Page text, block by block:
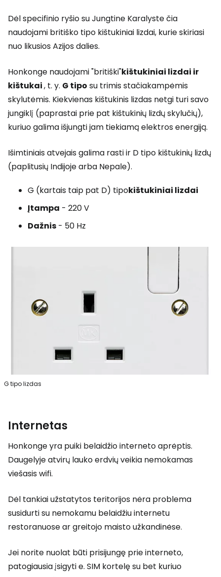
Dėl specifinio ryšio su Jungtine Karalyste čia
naudojami britiško tipo kištukiniai lizdai, kurie skiriasi
nuo likusios Azijos dalies.
Honkonge naudojami "britiški"kištukiniai lizdai ir
kištukai, t. y. G tipo su trimis stačiakampėmis
skylutėmis. Kiekvienas kištukinis lizdas netgi turi savo
jungiklį (paprastai prie pat kištukinių lizdų skylučių),
kuriuo galima išjungti jam tiekiamą elektros energiją.
Išimtiniais atvejais galima rasti ir D tipo kištukinių lizdų
(paplitusių Indijoje arba Nepale).
G (kartais taip pat D) tipokištukiniai lizdai
Įtampa - 220 V
Dažnis - 50 Hz
G tipo lizdas
Internetas
Honkonge yra puiki belaidžio interneto aprėptis.
Daugelyje atvirų lauko erdvių veikia nemokamas
viešasis wifi.
Dėl tankiai užstatytos teritorijos nėra problema
susidurti su nemokamu belaidžiu internetu
restoranuose ar greitojo maisto užkandinėse.
Jei norite nuolat būti prisijungę prie interneto,
patogiausia įsigyti e. SIM kortelę su bet kuriuo